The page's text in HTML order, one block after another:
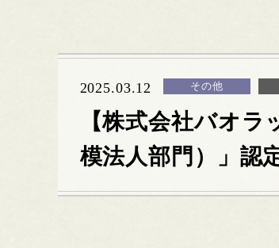
2025.03.12 その他
【株式会社バオ
模法人部門）」認